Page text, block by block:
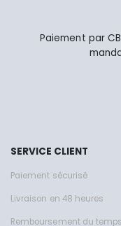
Paiement par
SERVICE CLIENT
Paiement sécurisé
Livraison en 48 heures
Remboursement du